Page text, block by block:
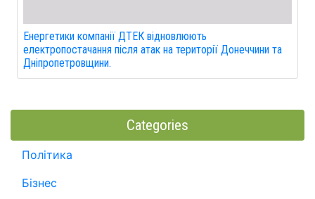
Енергетики компанії ДТЕК відновлюють
електропостачання після атак на території Донеччини та
Дніпропетровщини.
Categories
Політика
Бізнес